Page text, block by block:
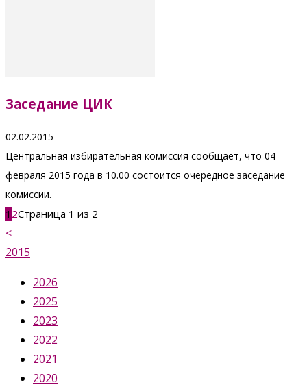
Заседание ЦИК
02.02.2015
Центральная избирательная комиссия сообщает, что 04
февраля 2015 года в 10.00 состоится очередное заседание
комиссии.
1 2Страница 1 из 2
<
2015
2026
2025
2023
2022
2021
2020